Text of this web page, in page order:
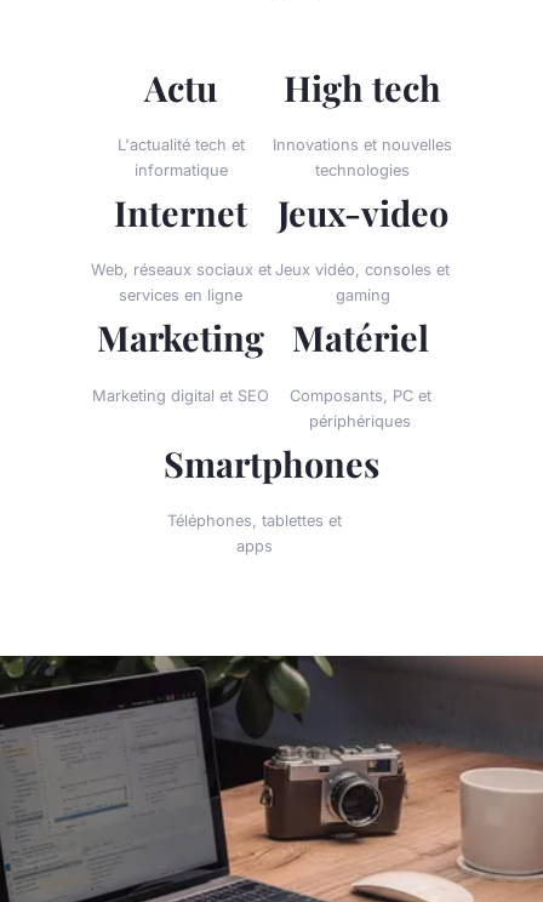
Actu
L'actualité tech et
informatique
High tech
Innovations et nouvelles
technologies
Internet
Web, réseaux sociaux et
services en ligne
Jeux-video
Jeux vidéo, consoles et
gaming
Marketing
Marketing digital et SEO
Matériel
Composants, PC et
périphériques
Smartphones
Téléphones, tablettes et
apps